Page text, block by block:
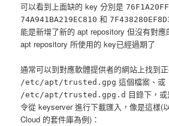
可以看到上面缺的 key 分別是
74A941BA219EC810 和
能是新增了新的 apt repository 但沒有對
apt repository 所使用的 key已經過期了
通常可以到對應軟體提供者的網站上找到
/etc/apt/trusted.gpg 這個檔案、或
/etc/apt/trusted.gpg.d 目錄下，
令從 keyserver 進行下載匯入，像是這樣(
Cloud 的套件庫為例)：